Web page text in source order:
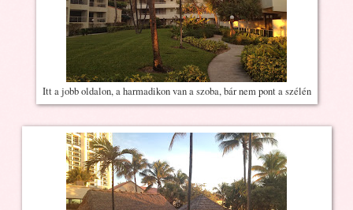
Itt a jobb oldalon, a harmadikon van a szoba, bár nem pont a szélén